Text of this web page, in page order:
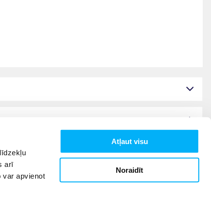
arī
var apvienot
Atļaut visu
Noraidīt